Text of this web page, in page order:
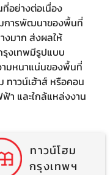
อย่างต่อเนื่อง
มการพัฒนาของพื้นที่
งมาก ส่งผลให้
รุงเทพมีรูปแบบ
ามหนาแน่นของพื้นที่
ทาวน์เฮ้าส์ หรือคอน
า และใกล้แหล่งงาน
ทาวน์โฮม
กรุงเทพฯ